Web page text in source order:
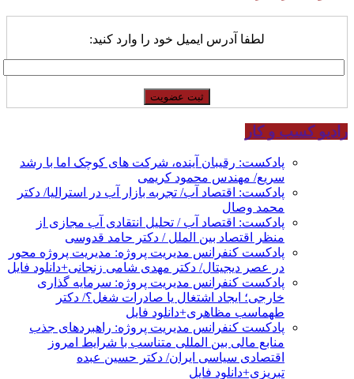
لطفا آدرس ایمیل خود را وارد کنید:
رادیو کسب و کار
پادکست: رقیبان آینده، شرکت های کوچک اما با رشد
سریع/ مهندس محمود کریمی
پادکست: اقتصاد آب/ تجربه بازار آب در استرالیا/ دکتر
محمد وصال
پادکست: اقتصاد آب / تحلیل انتقادی آب مجازی از
منظر اقتصاد بین الملل / دکتر حامد قدوسی
پادکست کنفرانس مدیریت پروژه: مدیریت پروژه محور
در عصر دیجیتال/ دکتر مهدی شامی زنجانی+دانلود فایل
پادکست کنفرانس مدیریت پروژه: سرمایه گذاری
خارجی؛ ایجاد اشتغال یا صادرات شغل؟/ دکتر
طهماسب مظاهری+دانلود فایل
پادکست کنفرانس مدیریت پروژه: راهبردهای جذب
منابع مالی بین المللی متناسب با شرایط امروز
اقتصادی سیاسی ایران/ دکتر حسین عبده
تبریزی+دانلود فایل